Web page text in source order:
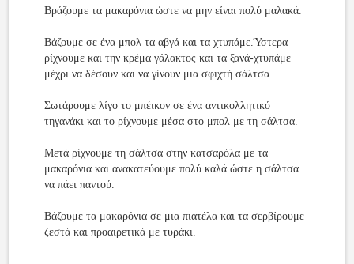
Βράζουμε τα μακαρόνια ώστε να μην είναι πολύ μαλακά.
Βάζουμε σε ένα μπολ τα αβγά και τα χτυπάμε.Ύστερα
ρίχνουμε και την κρέμα γάλακτος και τα ξανά-χτυπάμε
μέχρι να δέσουν και να γίνουν μια σφιχτή σάλτσα.
Σωτάρουμε λίγο το μπέικον σε ένα αντικολλητικό
τηγανάκι και το ρίχνουμε μέσα στο μπολ με τη σάλτσα.
Μετά ρίχνουμε τη σάλτσα στην κατσαρόλα με τα
μακαρόνια και ανακατεύουμε πολύ καλά ώστε η σάλτσα
να πάει παντού.
Βάζουμε τα μακαρόνια σε μια πιατέλα και τα σερβίρουμε
ζεστά και προαιρετικά με τυράκι.